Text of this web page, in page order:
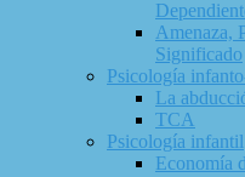
Amenaza,
Significado
Psicología
La
TCA
Psicología infantil
Economía